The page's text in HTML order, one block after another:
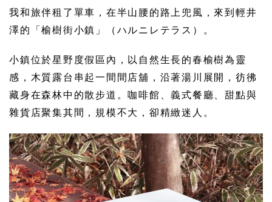
我和旅伴租了單車，在半山腰的路上兜風，來到輕井
澤的「榆樹街小鎮」（ハルニレテラス）。
小鎮位於星野度假區內，以自然生長的春榆樹為靈
感，木質露台串起一間間店舖，沿著湯川展開，彷彿
藏身在森林中的散步道。咖啡館、義式餐廳、甜點與
雜貨店聚集其間，規模不大，卻精緻迷人。